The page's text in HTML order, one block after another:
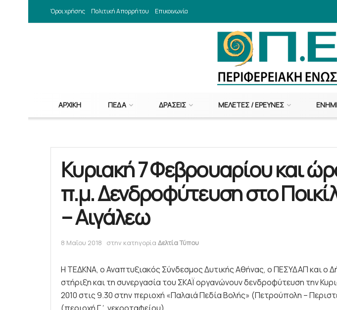
Όροι χρήσης Πολιτική Απορρήτου Επικοινωνία
ΑΡΧΙΚΉ ΠΕΔΑ ΔΡΆΣΕΙΣ ΜΕΛΈΤΕΣ / ΈΡΕΥΝΕΣ
Κυριακή 7 Φεβρουαρίου και
π.μ. Δενδροφύτευση στο
– Αιγάλεω
8 Μαΐου 2018 στην κατηγορία Δελτία Τύπου
Η ΤΕΔΚΝΑ, ο Αναπτυξιακός Σύνδεσμος Δυτικής Αθήνας, ο ΠΕΣΥΔΑΠ και ο
στήριξη και τη συνεργασία του ΣΚΑΪ οργανώνουν δενδροφύτευση την
2010 στις 9.30 στην περιοχή «Παλαιά Πεδία Βολής» (Πετρούπολη –